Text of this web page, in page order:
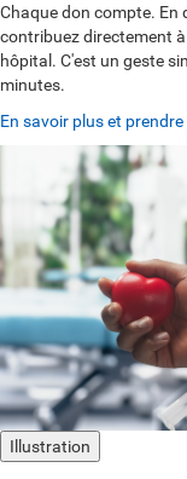
Chaque don compte. En
contribuez directement
hôpital. C'est un geste
minutes.
En savoir plus et
Illustration